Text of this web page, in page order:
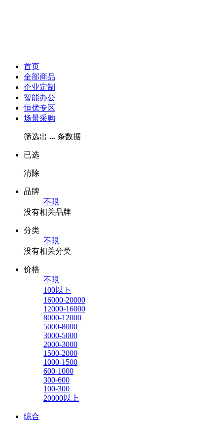
首页
全部商品
企业定制
智能办公
恒优专区
场景采购
筛选出 ... 条数据
已选
清除
品牌
不限
没有相关品牌
分类
不限
没有相关分类
价格
不限
100以下
16000-20000
12000-16000
8000-12000
5000-8000
3000-5000
2000-3000
1500-2000
1000-1500
600-1000
300-600
100-300
20000以上
综合